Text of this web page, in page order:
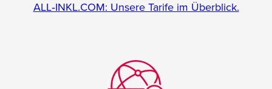
ALL‑INKL.COM: Unsere Tarife im Überblick.